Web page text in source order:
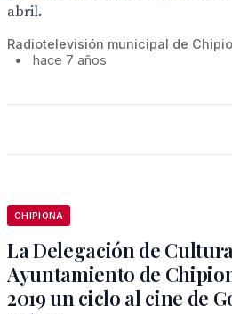
abril.
Radiotelevisión municipal de
•
hace 7 años
CHIPIONA
La Delegación de
Ayuntamiento de
2019 un ciclo al cine de